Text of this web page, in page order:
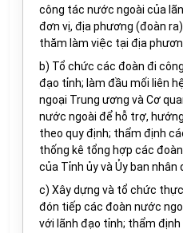
công tác nước ngoài của
đơn vị, địa phương (đoàn
thăm làm việc tại địa
b) Tổ chức các đoàn đi
đạo tỉnh; làm đầu mối liên
ngoại Trung ương và Cơ
nước ngoài để hỗ trợ,
theo quy định; thẩm định
thống kê tổng hợp các
của Tỉnh ủy và Ủy ban nhân
c) Xây dựng và tổ chức
đón tiếp các đoàn nước
với lãnh đạo tỉnh; thẩm